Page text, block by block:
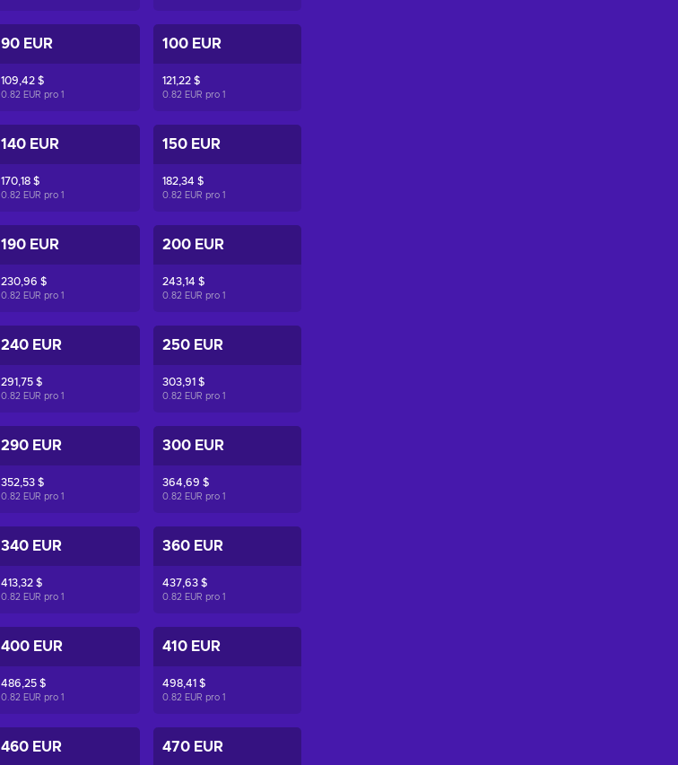
90 EUR
109,42 $
0.82 EUR pro1
100 EUR
121,22 $
0.82 EUR pro1
140 EUR
170,18 $
0.82 EUR pro1
150 EUR
182,34 $
0.82 EUR pro1
190 EUR
230,96 $
0.82 EUR pro1
200 EUR
243,14 $
0.82 EUR pro1
240 EUR
291,75 $
0.82 EUR pro1
250 EUR
303,91 $
0.82 EUR pro1
290 EUR
352,53 $
0.82 EUR pro1
300 EUR
364,69 $
0.82 EUR pro1
340 EUR
413,32 $
0.82 EUR pro1
360 EUR
437,63 $
0.82 EUR pro1
400 EUR
486,25 $
0.82 EUR pro1
410 EUR
498,41 $
0.82 EUR pro1
460 EUR 470 EUR